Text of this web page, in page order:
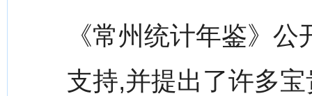
《常州统计年鉴》
支持,并提出了许多